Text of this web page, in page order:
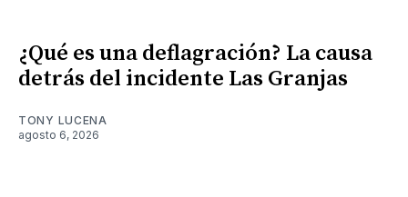
¿Qué es una deflagración? La causa
detrás del incidente Las Granjas
TONY LUCENA
agosto 6, 2026